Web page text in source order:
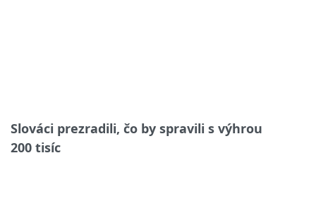
Slováci prezradili, čo by spravili s výhrou
200 tisíc